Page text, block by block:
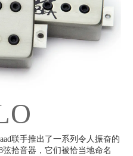
联手推出了一系列令人振奋的
弦拾音器，它们被恰当地命名